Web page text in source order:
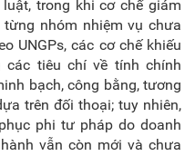
trong khi cơ chế giám
nhóm nhiệm vụ chưa
UNGPs, các cơ chế khiếu
tiêu chí về tính chính
bạch, công bằng, tương
trên đối thoại; tuy nhiên,
phi tư pháp do doanh
vẫn còn mới và chưa